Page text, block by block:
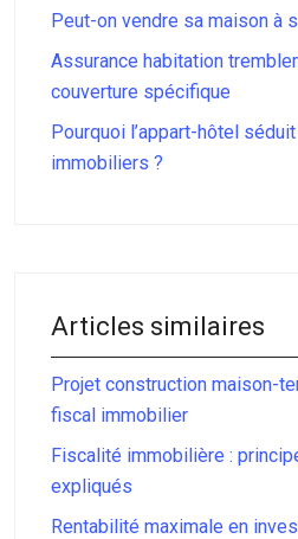
Peut-on vendre sa maison à
Assurance habitation
couverture spécifique
Pourquoi l’appart-hôtel
immobiliers ?
Articles similaires
Projet construction maison-
fiscal immobilier
Fiscalité immobilière :
expliqués
Rentabilité maximale en